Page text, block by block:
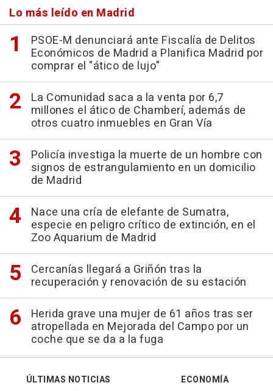
Lo más leído en Madrid
PSOE-M denunciará ante Fiscalía de Delitos
Económicos de Madrid a Planifica Madrid por
comprar el "ático de lujo"
La Comunidad saca a la venta por 6,7
millones el ático de Chamberí, además de
otros cuatro inmuebles en Gran Vía
Policía investiga la muerte de un hombre con
signos de estrangulamiento en un domicilio
de Madrid
Nace una cría de elefante de Sumatra,
especie en peligro crítico de extinción, en el
Zoo Aquarium de Madrid
Cercanías llegará a Griñón tras la
recuperación y renovación de su estación
Herida grave una mujer de 61 años tras ser
atropellada en Mejorada del Campo por un
coche que se da a la fuga
ÚLTIMAS NOTICIAS
ECONOMÍA